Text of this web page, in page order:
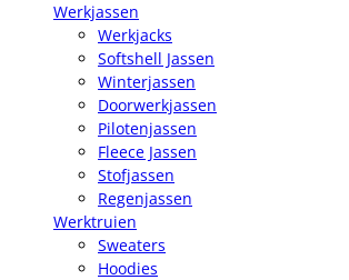
Werkjassen
Werkjacks
Softshell Jassen
Winterjassen
Doorwerkjassen
Pilotenjassen
Fleece Jassen
Stofjassen
Regenjassen
Werktruien
Sweaters
Hoodies